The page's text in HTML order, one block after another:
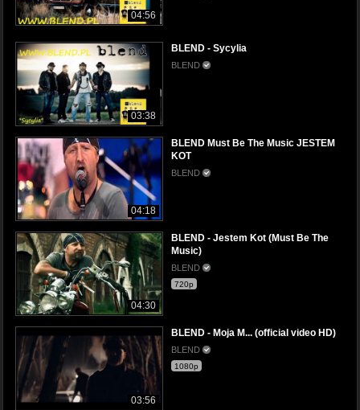
04:56
03:38
BLEND - Sycylia
BLEND
04:18
BLEND Must Be The Music JESTEM
KOT
BLEND
04:30
BLEND - Jestem Kot (Must Be The
Music)
BLEND
720p
03:56
BLEND - Moja M... (official video HD)
BLEND
1080p